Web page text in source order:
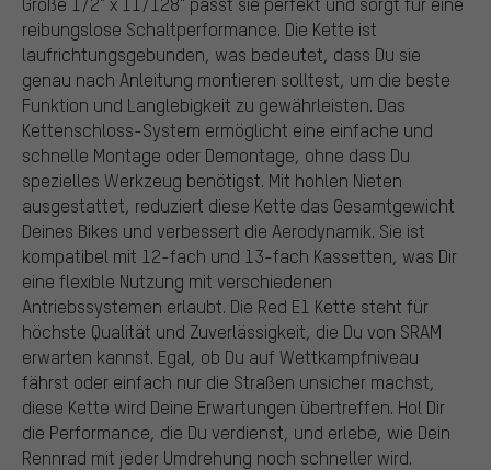
reibungslose Schaltperformance. Die Kette ist
laufrichtungsgebunden, was bedeutet, dass Du sie
genau nach Anleitung montieren solltest, um die beste
Funktion und Langlebigkeit zu gewährleisten. Das
Kettenschloss-System ermöglicht eine einfache und
schnelle Montage oder Demontage, ohne dass Du
spezielles Werkzeug benötigst. Mit hohlen Nieten
ausgestattet, reduziert diese Kette das Gesamtgewicht
Deines Bikes und verbessert die Aerodynamik. Sie ist
kompatibel mit 12-fach und 13-fach Kassetten, was Dir
eine flexible Nutzung mit verschiedenen
Antriebssystemen erlaubt. Die Red E1 Kette steht für
höchste Qualität und Zuverlässigkeit, die Du von SRAM
erwarten kannst. Egal, ob Du auf Wettkampfniveau
fährst oder einfach nur die Straßen unsicher machst,
diese Kette wird Deine Erwartungen übertreffen. Hol Dir
die Performance, die Du verdienst, und erlebe, wie Dein
Rennrad mit jeder Umdrehung noch schneller wird.